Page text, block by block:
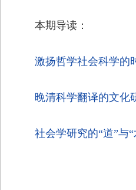
本期导读：
激扬哲学社会科学的
晚清科学翻译的文化
社会学研究的“道”与“